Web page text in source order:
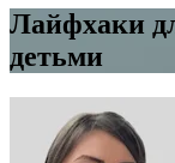
Лайфхаки
детьми